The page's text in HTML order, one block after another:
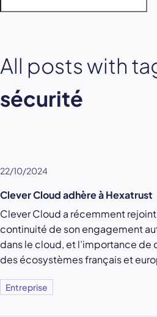
All posts with
sécurité
22/10/2024
Clever Cloud adhère à Hexatrust
Clever Cloud a récemment
continuité de son engagement
dans le cloud, et l’importance de
des écosystèmes français et
Entreprise